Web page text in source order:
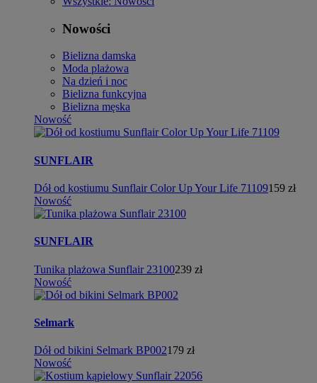
Nowości
Bielizna damska
Moda plażowa
Na dzień i noc
Bielizna funkcyjna
Bielizna męska
Nowość
SUNFLAIR
Dół od kostiumu Sunflair Color Up Your Life 71109159 zł
Nowość
SUNFLAIR
Tunika plażowa Sunflair 23100239 zł
Nowość
Selmark
Dół od bikini Selmark BP002179 zł
Nowość